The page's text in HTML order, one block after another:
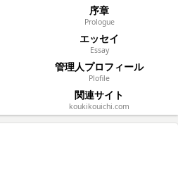
序章
Prologue
エッセイ
Essay
管理人プロフィール
Plofile
関連サイト
koukikouichi.com